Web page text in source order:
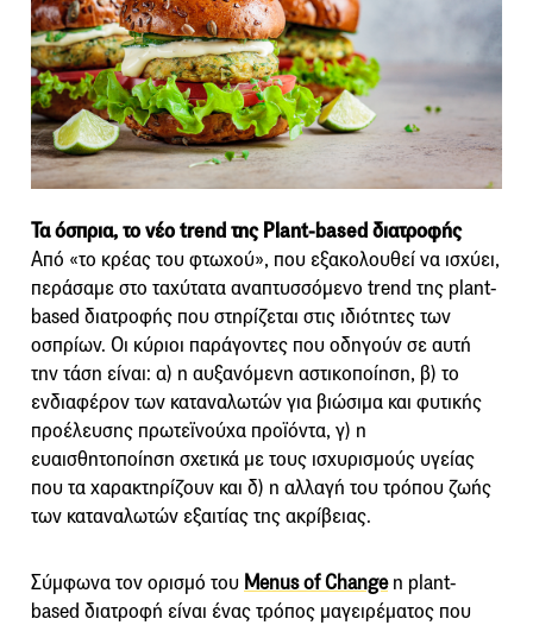
Τα όσπρια, το νέο trend της Plant-based διατροφής
Από «το κρέας του φτωχού», που εξακολουθεί να ισχύει,
περάσαμε στο ταχύτατα αναπτυσσόμενο trend της plant-
based διατροφής που στηρίζεται στις ιδιότητες των
οσπρίων. Οι κύριοι παράγοντες που οδηγούν σε αυτή
την τάση είναι: α) η αυξανόμενη αστικοποίηση, β) το
ενδιαφέρον των καταναλωτών για βιώσιμα και φυτικής
προέλευσης πρωτεϊνούχα προϊόντα, γ) η
ευαισθητοποίηση σχετικά με τους ισχυρισμούς υγείας
που τα χαρακτηρίζουν και δ) η αλλαγή του τρόπου ζωής
των καταναλωτών εξαιτίας της ακρίβειας.
Σύμφωνα τον ορισμό του Menus of Changeη plant-
based διατροφή είναι ένας τρόπος μαγειρέματος που